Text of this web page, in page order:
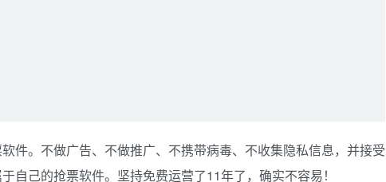
件。不做广告、不做推广、不携带病毒、不收集隐私信息，并接受
自己的抢票软件。坚持免费运营了11年了，确实不容易！